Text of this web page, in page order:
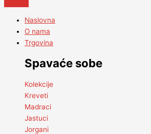
Naslovna
O nama
Trgovina
Spavaće sobe
Kolekcije
Kreveti
Madraci
Jastuci
Jorgani